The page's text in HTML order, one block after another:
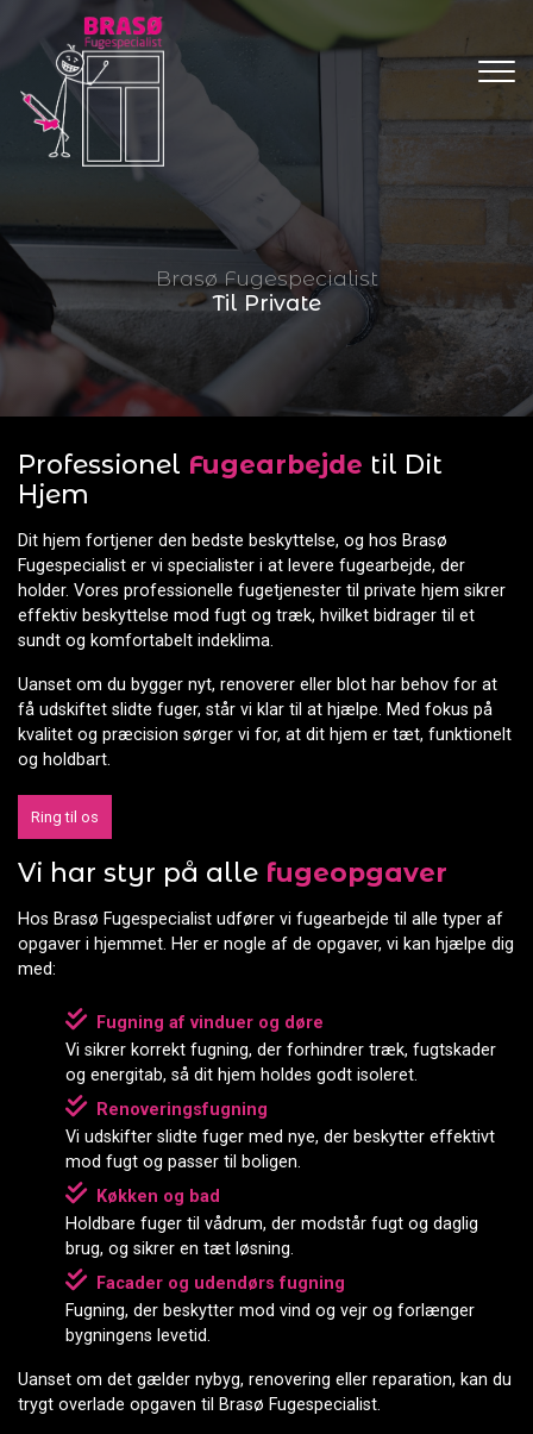
hovedindhold
Brasø Fugespecialist
Til Private
Professionel Fugearbejde til Dit
Hjem
Dit hjem fortjener den bedste beskyttelse, og hos Brasø
Fugespecialist er vi specialister i at levere fugearbejde, der
holder. Vores professionelle fugetjenester til private hjem sikrer
effektiv beskyttelse mod fugt og træk, hvilket bidrager til et
sundt og komfortabelt indeklima.
Uanset om du bygger nyt, renoverer eller blot har behov for at
få udskiftet slidte fuger, står vi klar til at hjælpe. Med fokus på
kvalitet og præcision sørger vi for, at dit hjem er tæt, funktionelt
og holdbart.
Ring til os
Vi har styr på alle fugeopgaver
Hos Brasø Fugespecialist udfører vi fugearbejde til alle typer af
opgaver i hjemmet. Her er nogle af de opgaver, vi kan hjælpe dig
med:
Fugning af vinduer og døre
Vi sikrer korrekt fugning, der forhindrer træk, fugtskader
og energitab, så dit hjem holdes godt isoleret.
Renoveringsfugning
Vi udskifter slidte fuger med nye, der beskytter effektivt
mod fugt og passer til boligen.
Køkken og bad
Holdbare fuger til vådrum, der modstår fugt og daglig
brug, og sikrer en tæt løsning.
Facader og udendørs fugning
Fugning, der beskytter mod vind og vejr og forlænger
bygningens levetid.
Uanset om det gælder nybyg, renovering eller reparation, kan du
trygt overlade opgaven til Brasø Fugespecialist.